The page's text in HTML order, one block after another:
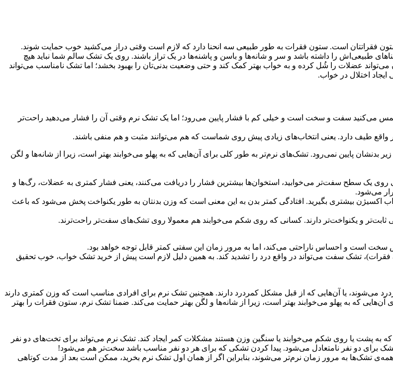
فقراتتان است. ستون فقرات به طور طبیعی سه انحنا دارد که لازم است وقتی دراز می‌کشید خوب حمایت شوند.
طبیعی‌اش را داشته باشد و سر و شانه‌ها و باسن و پاشنه‌ها در یک تراز باشند. روی یک تشک سالم شما نباید هیچ
عضلات را شُل کرده و به خواب بهتر کمک کند و حتی وضعیت بدنی‌تان را بهبود بخشد؛ اما تشک نامناسب می‌تواند
اختلال در خواب.
سفت و سخت است و خیلی کم با فشار پایین می‌رود؛ اما یک تشک نرم وقتی آن را فشار می‌دهید راحت‌تر
طیف دارد. یعنی انتخاب‌های زیادی پیش روی شماست که هم می‌توانند مثبت و هم منفی باشند.
پایین نمی‌رود. تشک‌های نرم‌تر به طور کلی برای آن‌هایی که به پهلو می‌خوابند بهتر است، زیرا از شانه‌ها و لگن
یک سطح سفت‌تر می‌خوابید، استخوان‌ها بیشترین فشار را دریافت می‌کنند، یعنی فشار کمتری به عضلات، رگ‌ها و
می‌شود.
اکسیژن بیشتری بگیرید. افتادگی کمتر بدن به این معنی است که وزن بدنتان به طور یکنواخت پخش می‌شود که باعث
و یکنواخت‌تر دارند. کسانی که روی شکم می‌خوابند هم معمولا روی تشک‌های سفت‌تر راحت‌ترند.
است و احساس ناراحتی می‌کند، اما به مرور زمان این سفتی کمتر قابل توجه خواهد بود.
تشک سفت می‌تواند در واقع درد را تشدید کند. به همین دلیل لازم است پیش از خرید تشک خواب، خوب تحقیق
می‌شوند، یا آن‌هایی که از قبل مشکل کمردرد دارند. همچنین تشک نرم برای افرادی مناسب است که وزن کمتری دارند
که به پهلو می‌خوابند بهتر است، زیرا از شانه‌ها و لگن بهتر حمایت می‌کند. ضمنا تشک نرم، ستون فقرات را بهتر
به پشت یا روی شکم می‌خوابند یا سنگین وزن هستند مشکلات کمر ایجاد کند. تشک نرم می‌تواند برای تخت‌های دو نفر
برای دو نفر نامتعادل می‌شود. پیدا کردن تشکی که برای هر دو نفر مناسب باشد سخت‌تر هم می‌شود!
به مرور زمان نرم‌تر می‌شوند، بنابراین اگر از همان اول تشک نرم بخرید، ممکن است بعد از مدت کوتاهی